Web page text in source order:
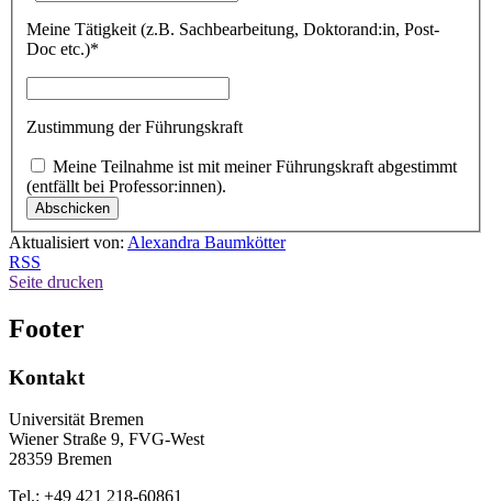
Meine Tätigkeit (z.B. Sachbearbeitung, Doktorand:in, Post-
Doc etc.)*
Zustimmung der Führungskraft
(entfällt bei Professor:innen).
Aktualisiert von: Alexandra Baumkötter
RSS
Seite drucken
Footer
Kontakt
Universität Bremen
Wiener Straße 9, FVG-West
28359 Bremen
Tel.: +49 421 218-60861